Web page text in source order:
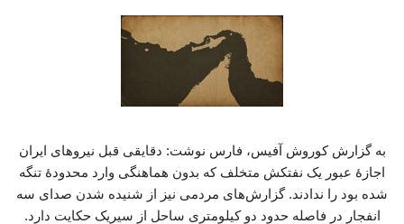
به گزارش کوروش آفیس، فارس نوشت: دقایقی قبل نیروهای ایران
اجازۀ عبور یک نفتکش متخلف که بدون هماهنگی وارد محدودۀ تنگه
شده بود را ندادند. گزارش‌های مردمی نیز از شنیده شدن صدای سه
انفجار در فاصله حدود دو کیلومتری ساحل از سیریک حکایت دارد.